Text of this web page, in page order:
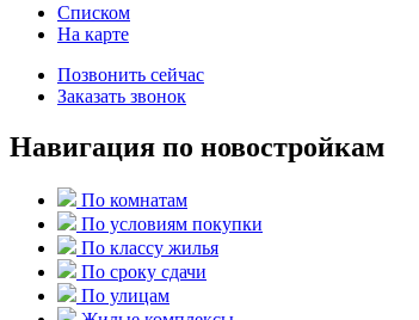
Списком
На карте
Позвонить сейчас
Заказать звонок
Навигация по новостройкам
По комнатам
По условиям покупки
По классу жилья
По сроку сдачи
По улицам